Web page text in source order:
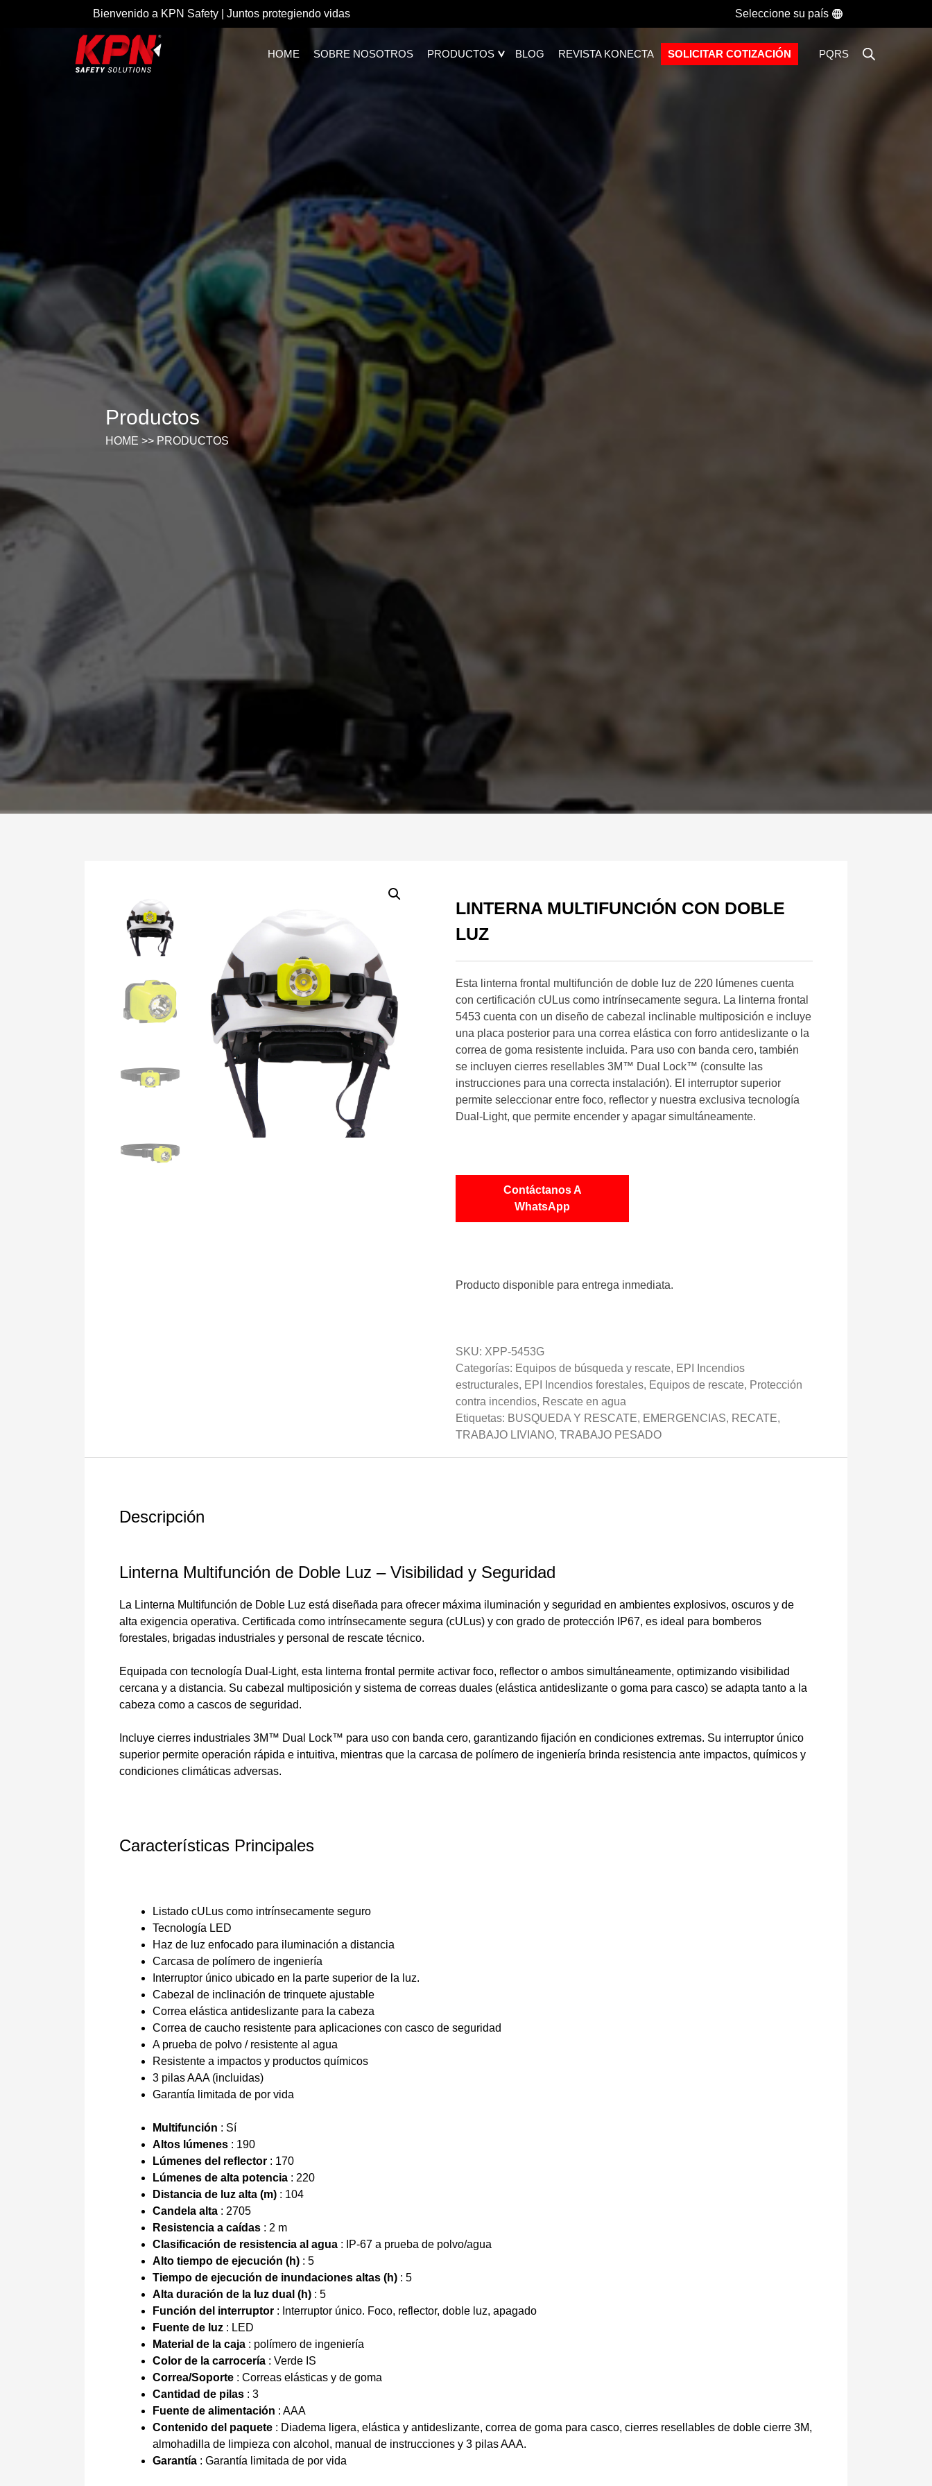
Bienvenido a KPN Safety | Juntos protegiendo vidas Seleccione su país
HOME SOBRE NOSOTROS PRODUCTOS BLOG REVISTA KONECTA SOLICITAR COTIZACIÓN PQRS
Productos
HOME >> PRODUCTOS
LINTERNA MULTIFUNCIÓN CON DOBLE
LUZ
Esta linterna frontal multifunción de doble luz de 220 lúmenes cuenta
con certificación cULus como intrínsecamente segura. La linterna frontal
5453 cuenta con un diseño de cabezal inclinable multiposición e incluye
una placa posterior para una correa elástica con forro antideslizante o la
correa de goma resistente incluida. Para uso con banda cero, también
se incluyen cierres resellables 3M™ Dual Lock™ (consulte las
instrucciones para una correcta instalación). El interruptor superior
permite seleccionar entre foco, reflector y nuestra exclusiva tecnología
Dual-Light, que permite encender y apagar simultáneamente.
Contáctanos A
WhatsApp
Producto disponible para entrega inmediata.
SKU: XPP-5453G
Categorías: Equipos de búsqueda y rescate, EPI Incendios
estructurales, EPI Incendios forestales, Equipos de rescate, Protección
contra incendios, Rescate en agua
Etiquetas: BUSQUEDA Y RESCATE, EMERGENCIAS, RECATE,
TRABAJO LIVIANO, TRABAJO PESADO
Descripción
Linterna Multifunción de Doble Luz – Visibilidad y Seguridad
La Linterna Multifunción de Doble Luz está diseñada para ofrecer máxima iluminación y seguridad en ambientes explosivos, oscuros y de
alta exigencia operativa. Certificada como intrínsecamente segura (cULus) y con grado de protección IP67, es ideal para bomberos
forestales, brigadas industriales y personal de rescate técnico.
Equipada con tecnología Dual-Light, esta linterna frontal permite activar foco, reflector o ambos simultáneamente, optimizando visibilidad
cercana y a distancia. Su cabezal multiposición y sistema de correas duales (elástica antideslizante o goma para casco) se adapta tanto a la
cabeza como a cascos de seguridad.
Incluye cierres industriales 3M™ Dual Lock™ para uso con banda cero, garantizando fijación en condiciones extremas. Su interruptor único
superior permite operación rápida e intuitiva, mientras que la carcasa de polímero de ingeniería brinda resistencia ante impactos, químicos y
condiciones climáticas adversas.
Características Principales
Listado cULus como intrínsecamente seguro
Tecnología LED
Haz de luz enfocado para iluminación a distancia
Carcasa de polímero de ingeniería
Interruptor único ubicado en la parte superior de la luz.
Cabezal de inclinación de trinquete ajustable
Correa elástica antideslizante para la cabeza
Correa de caucho resistente para aplicaciones con casco de seguridad
A prueba de polvo / resistente al agua
Resistente a impactos y productos químicos
3 pilas AAA (incluidas)
Garantía limitada de por vida
Multifunción : Sí
Altos lúmenes : 190
Lúmenes del reflector : 170
Lúmenes de alta potencia : 220
Distancia de luz alta (m) : 104
Candela alta : 2705
Resistencia a caídas : 2 m
Clasificación de resistencia al agua : IP-67 a prueba de polvo/agua
Alto tiempo de ejecución (h) : 5
Tiempo de ejecución de inundaciones altas (h) : 5
Alta duración de la luz dual (h) : 5
Función del interruptor : Interruptor único. Foco, reflector, doble luz, apagado
Fuente de luz : LED
Material de la caja : polímero de ingeniería
Color de la carrocería : Verde IS
Correa/Soporte : Correas elásticas y de goma
Cantidad de pilas : 3
Fuente de alimentación : AAA
Contenido del paquete : Diadema ligera, elástica y antideslizante, correa de goma para casco, cierres resellables de doble cierre 3M,
almohadilla de limpieza con alcohol, manual de instrucciones y 3 pilas AAA.
Garantía : Garantía limitada de por vida